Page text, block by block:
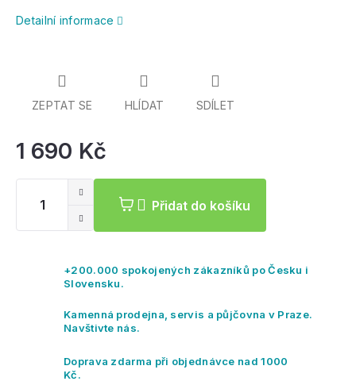
1 690 Kč
Přidat do košíku
Detailní informace
ZEPTAT SE HLÍDAT SDÍLET
+200.000 spokojených zákazníků po Česku i
Slovensku.
Kamenná prodejna, servis a půjčovna v Praze.
Navštivte nás.
Doprava zdarma při objednávce nad 1000
Kč.